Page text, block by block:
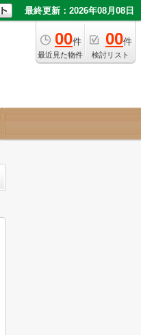
最終更新：2026年08月08日
00件
最近見た物件
00件
検討リスト